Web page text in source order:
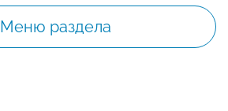
Меню раздела